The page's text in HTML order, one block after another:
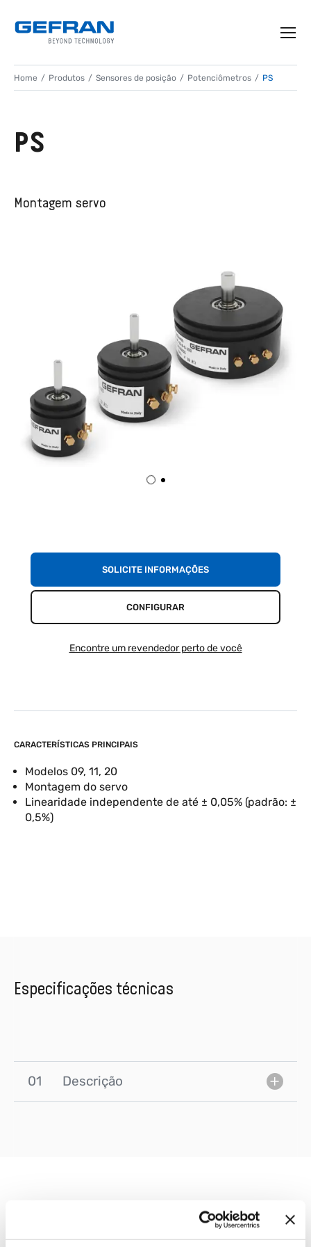
Home Produtos Sensores de posição Potenciômetros PS
PS
Montagem servo
CARACTERÍSTICAS PRINCIPAIS
Modelos 09, 11, 20
Montagem do servo
Linearidade independente de até ± 0,05% (padrão: ±
0,5%)
SOLICITE INFORMAÇÕES
CONFIGURAR
Encontre um revendedor perto de você
Especificações técnicas
01 Descrição